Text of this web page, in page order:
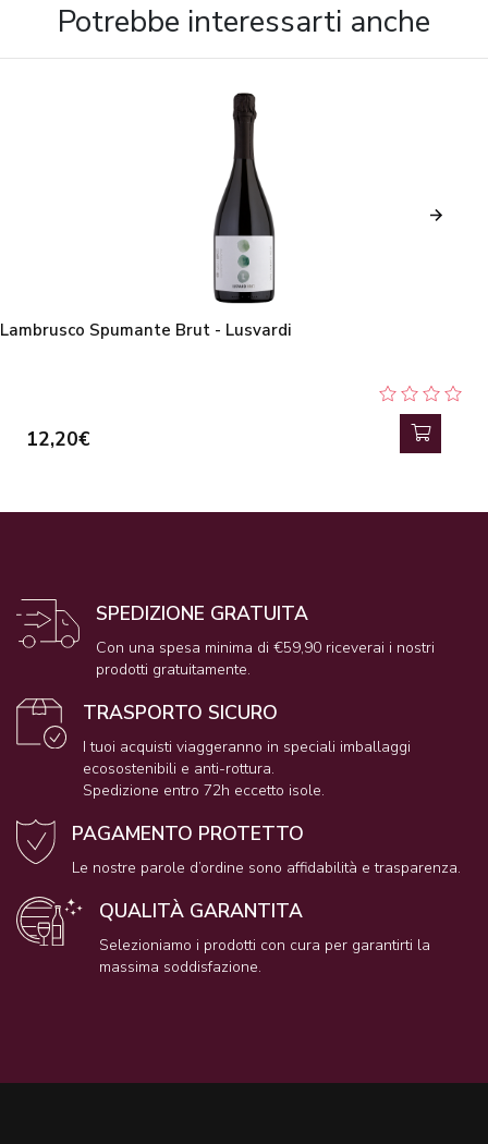
Potrebbe interessarti anche
Lambrusco Spumante Brut - Lusvardi
12,20€
SPEDIZIONE GRATUITA
Con una spesa minima di €59,90 riceverai i nostri
prodotti gratuitamente.
TRASPORTO SICURO
I tuoi acquisti viaggeranno in speciali imballaggi
ecosostenibili e anti-rottura.
Spedizione entro 72h eccetto isole.
PAGAMENTO PROTETTO
Le nostre parole d’ordine sono affidabilità e trasparenza.
QUALITÀ GARANTITA
Selezioniamo i prodotti con cura per garantirti la
massima soddisfazione.